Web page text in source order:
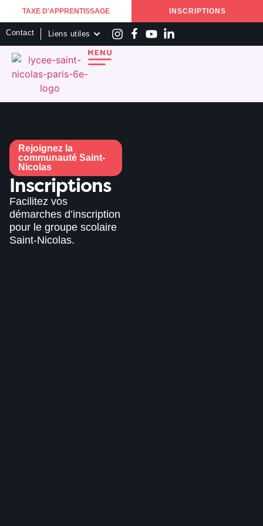
TAXE D'APPRENTISSAGE INSCRIPTIONS
Contact Liens utiles
Rejoignez la
communauté Saint-
Nicolas
Inscriptions
Facilitez vos
démarches d’inscription
pour le groupe scolaire
Saint-Nicolas.